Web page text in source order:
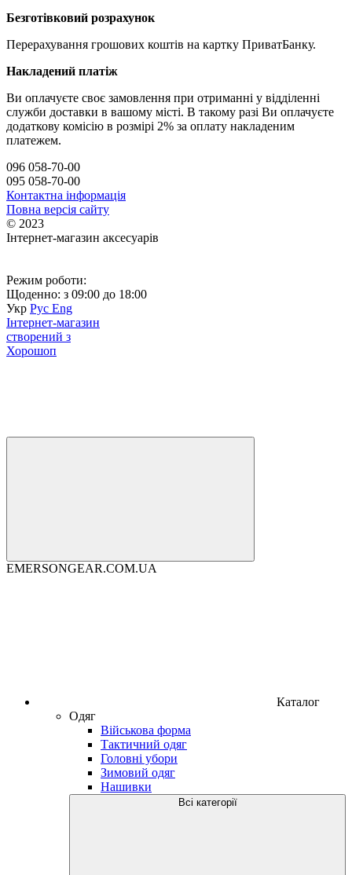
Безготівковий розрахунок
Перерахування грошових коштів на картку ПриватБанку.
Накладений платіж
Ви оплачуєте своє замовлення при отриманні у відділенні
служби доставки в вашому місті. В такому разі Ви оплачуєте
додаткову комісію в розмірі 2% за оплату накладеним
платежем.
096 058-70-00
095 058-70-00
Контактна інформація
Повна версія сайту
© 2023
Інтернет-магазин аксесуарів
Режим роботи:
Щоденно: з 09:00 до 18:00
Укр Рус Eng
Інтернет-магазин
створений з
Хорошоп
EMERSONGEAR.COM.UA
Каталог
Одяг
Військова форма
Тактичний одяг
Головні убори
Зимовий одяг
Нашивки
Всі категорії